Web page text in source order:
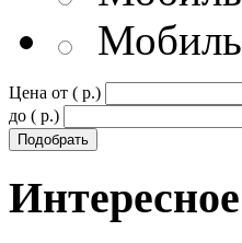
Цена от ( p.)
до ( p.)
Интересное